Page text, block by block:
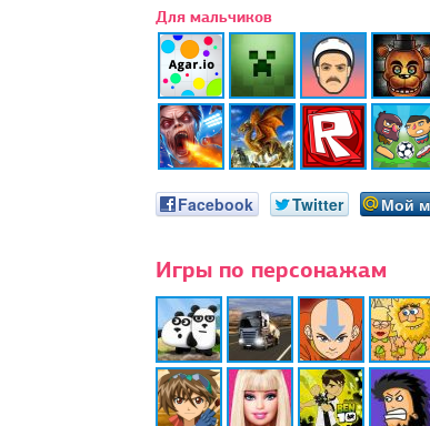
Для мальчиков
Facebook Twitter Мой
Игры по персонажам